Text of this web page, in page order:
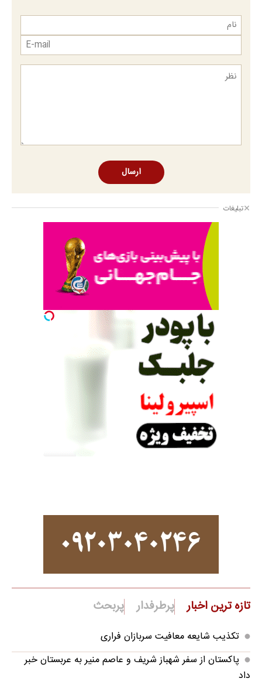
ارسال
تبلیغات
تازه ترین اخبار پرطرفدار پربحث
تکذیب شایعه معافیت سربازان فراری
پاکستان از سفر شهباز شریف و عاصم منیر به عربستان خبر
داد